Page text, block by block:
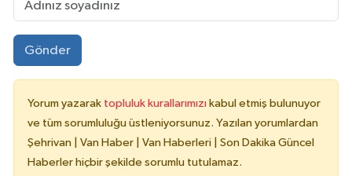
Gönder
Yorum yazarak topluluk kurallarımızı kabul etmiş bulunuyor
ve tüm sorumluluğu üstleniyorsunuz. Yazılan yorumlardan
Şehrivan | Van Haber | Van Haberleri | Son Dakika Güncel
Haberler hiçbir şekilde sorumlu tutulamaz.